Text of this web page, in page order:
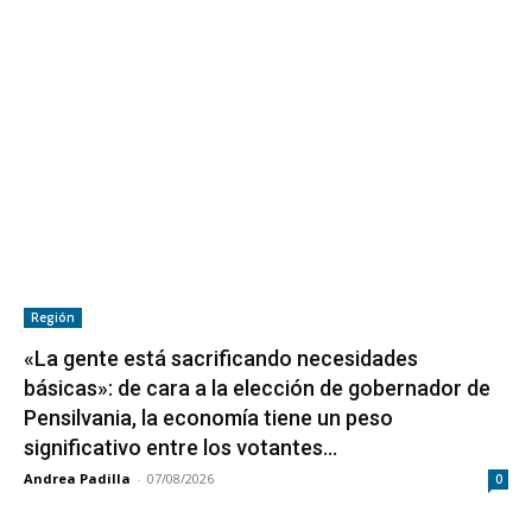
Región
«La gente está sacrificando necesidades
básicas»: de cara a la elección de gobernador de
Pensilvania, la economía tiene un peso
significativo entre los votantes...
Andrea Padilla - 07/08/2026 0